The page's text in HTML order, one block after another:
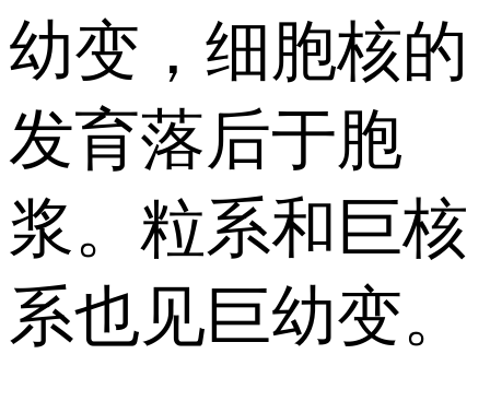
幼变，细胞核的
发育落后于胞
浆。粒系和巨核
系也见巨幼变。